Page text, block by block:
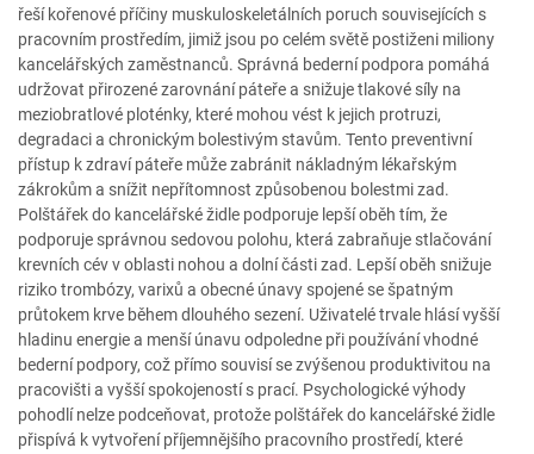
řeší kořenové příčiny muskuloskeletálních poruch souvisejících s
pracovním prostředím, jimiž jsou po celém světě postiženi miliony
kancelářských zaměstnanců. Správná bederní podpora pomáhá
udržovat přirozené zarovnání páteře a snižuje tlakové síly na
meziobratlové ploténky, které mohou vést k jejich protruzi,
degradaci a chronickým bolestivým stavům. Tento preventivní
přístup k zdraví páteře může zabránit nákladným lékařským
zákrokům a snížit nepřítomnost způsobenou bolestmi zad.
Polštářek do kancelářské židle podporuje lepší oběh tím, že
podporuje správnou sedovou polohu, která zabraňuje stlačování
krevních cév v oblasti nohou a dolní části zad. Lepší oběh snižuje
riziko trombózy, varixů a obecné únavy spojené se špatným
průtokem krve během dlouhého sezení. Uživatelé trvale hlásí vyšší
hladinu energie a menší únavu odpoledne při používání vhodné
bederní podpory, což přímo souvisí se zvýšenou produktivitou na
pracovišti a vyšší spokojeností s prací. Psychologické výhody
pohodlí nelze podceňovat, protože polštářek do kancelářské židle
přispívá k vytvoření příjemnějšího pracovního prostředí, které